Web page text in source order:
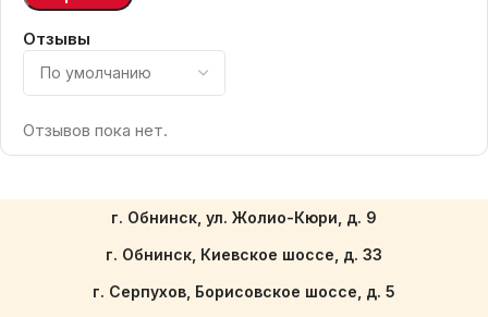
Отзывы
Отзывов пока нет.
г. Обнинск, ул. Жолио-Кюри, д. 9
г. Обнинск, Киевское шоссе, д. 33
г. Серпухов, Борисовское шоссе, д. 5